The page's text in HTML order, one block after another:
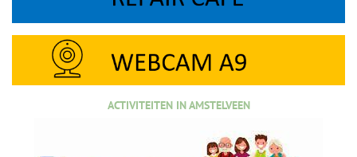
ACTIVITEITEN IN AMSTELVEEN